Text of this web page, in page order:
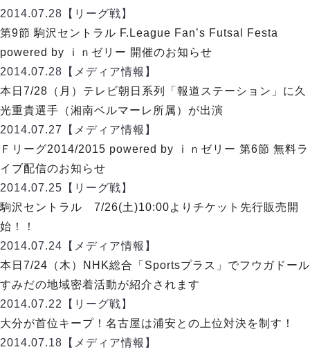
クラブ
チケット
メディア情報
フットサル日本代表
その他
順位表
戦績表
警告・退場・出場停止選手
個人ランキング｜ゴール
個人ランキング｜シュート
個人ランキング｜シュート成功率
個人ランキング｜第2PK
メットライフ生命Ｆ２リーグ
試合日程
順位表
戦績表
警告・退場・出場停止選手
個人ランキング｜ゴール
個人ランキング｜シュート
個人ランキング｜シュート成功率
個人ランキング｜第2PK
メットライフ生命Ｆ１リーグ
エスポラーダ北海道
バルドラール浦安
フウガドールすみだ
しながわシティ
立川アスレティックFC
ペスカドーラ町田
湘南ベルマーレ
ボアルース長野
名古屋オーシャンズ
シュライカー大阪
ボルクバレット北九州
バサジィ大分
メットライフ生命Ｆ２リーグ
ヴォスクオーレ仙台
マルバ水戸FC
チケットを買う
アリーナ情報 ARENA
リーグ概要 ABOUT US
リーグ概要
日本フットサルリーグについて
大会概要
リーグ要項
クラブライセンス関連
アリーナ観戦マナー&ルール
過去の記録 ARCHIVE
過去の試合記録
ディビジョン1 試合記録
ディビジョン2 試合記録
Ｆリーグカップ 試合記録
リーグ統計データ
プロジェクト
ABeam AWARD
DIVISION 01
2014.07.28 【リーグ戦】
第9節 駒沢セントラル F.League Fan’s Futsal Festa
powered by ｉｎゼリー 開催のお知らせ
2014.07.28 【メディア情報】
本日7/28（月）テレビ朝日系列「報道ステーション」に久
光重貴選手（湘南ベルマーレ所属）が出演
2014.07.27
【メディア情報】
Ｆリーグ2014/2015 powered by ｉｎゼリー 第6節 無料ラ
イブ配信のお知らせ
2014.07.25 【リーグ戦】
駒沢セントラル 7/26(土)10:00よりチケット先行販売開
始！！
2014.07.24 【メディア情報】
本日7/24（木）NHK総合「Sportsプラス」でフウガドール
すみだの地域密着活動が紹介されます
2014.07.22
【リーグ戦】
大分が首位キープ！名古屋は浦安との上位対決を制す！
2014.07.18 【メディア情報】